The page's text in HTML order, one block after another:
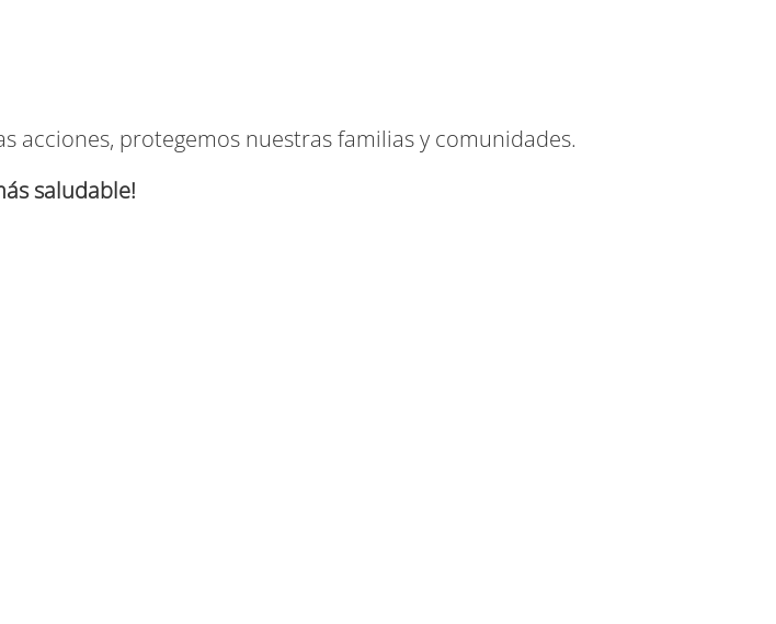
acciones, protegemos nuestras familias y comunidades.
saludable!